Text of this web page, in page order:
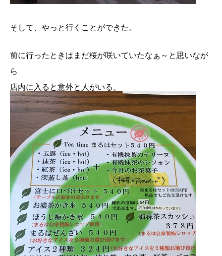
そして、やっと行くことができた。
前に行ったときはまだ桜が咲いていたなぁ～と思いなが
ら
店内に入ると意外と人がいる。